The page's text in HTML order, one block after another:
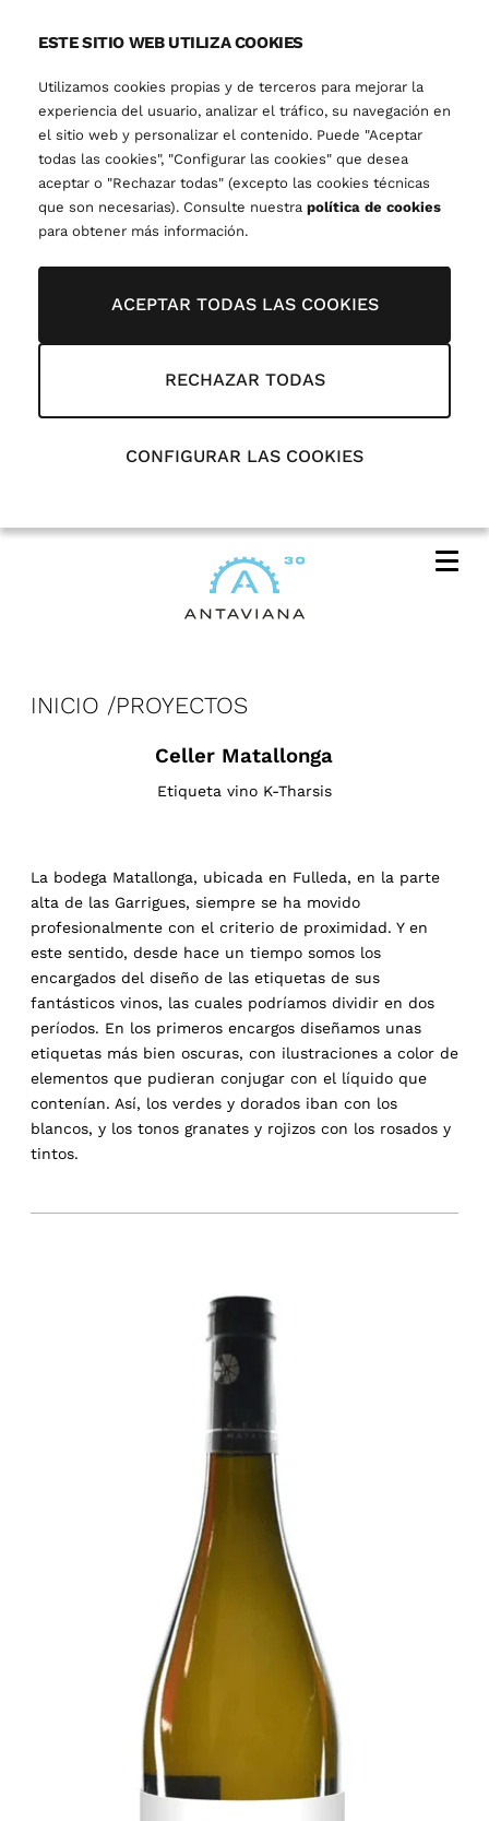
ESTE SITIO WEB UTILIZA COOKIES
Utilizamos cookies propias y de terceros para mejorar la
experiencia del usuario, analizar el tráfico, su navegación en
el sitio web y personalizar el contenido. Puede "Aceptar
todas las cookies", "Configurar las cookies" que desea
aceptar o "Rechazar todas" (excepto las cookies técnicas
que son necesarias). Consulte nuestra política de cookies
para obtener más información.
ACEPTAR TODAS LAS COOKIES
RECHAZAR TODAS
CONFIGURAR LAS COOKIES
INICIO PROYECTOS
Celler Matallonga
Etiqueta vino K-Tharsis
La bodega Matallonga, ubicada en Fulleda, en la parte
alta de las Garrigues, siempre se ha movido
profesionalmente con el criterio de proximidad. Y en
este sentido, desde hace un tiempo somos los
encargados del diseño de las etiquetas de sus
fantásticos vinos, las cuales podríamos dividir en dos
períodos. En los primeros encargos diseñamos unas
etiquetas más bien oscuras, con ilustraciones a color de
elementos que pudieran conjugar con el líquido que
contenían. Así, los verdes y dorados iban con los
blancos, y los tonos granates y rojizos con los rosados y
tintos.